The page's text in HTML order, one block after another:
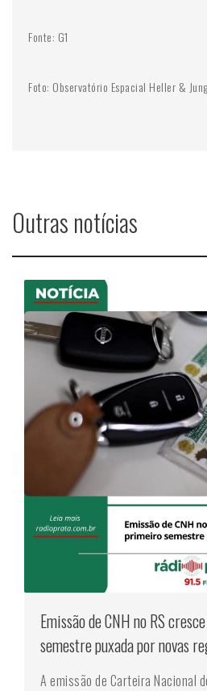
Fonte: G1
Foto: Observatório Espacial Heller &
Outras notícias
Emissão de CNH no RS
semestre puxada por novas
A emissão de Carteira Nacional